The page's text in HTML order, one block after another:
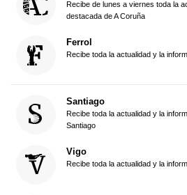
Recibe de lunes a viernes toda la
destacada de A Coruña
Ferrol
Recibe toda la actualidad y la
Santiago
Recibe toda la actualidad y la
Santiago
Vigo
Recibe toda la actualidad y la